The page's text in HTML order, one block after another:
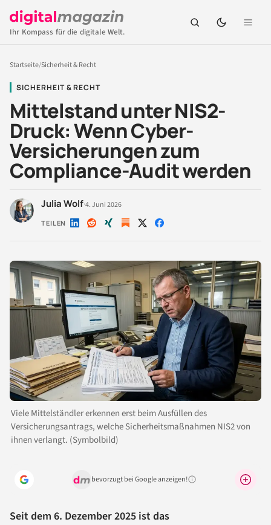
Ihr Kompass für die digitale Welt.
Startseite/Sicherheit & Recht
SICHERHEIT & RECHT
Mittelstand unter NIS2-
Druck: Wenn Cyber-
Versicherungen zum
Compliance-Audit werden
Julia Wolf·4. Juni 2026
TEILEN Auf Auf Auf Auf Auf
Viele Mittelständler erkennen erst beim Ausfüllen des
Versicherungsantrags, welche Sicherheitsmaßnahmen NIS2 von
ihnen verlangt. (Symbolbild)
bevorzugt bei Google anzeigen!Warum lohnt sich das?
Seit dem 6. Dezember 2025 ist das